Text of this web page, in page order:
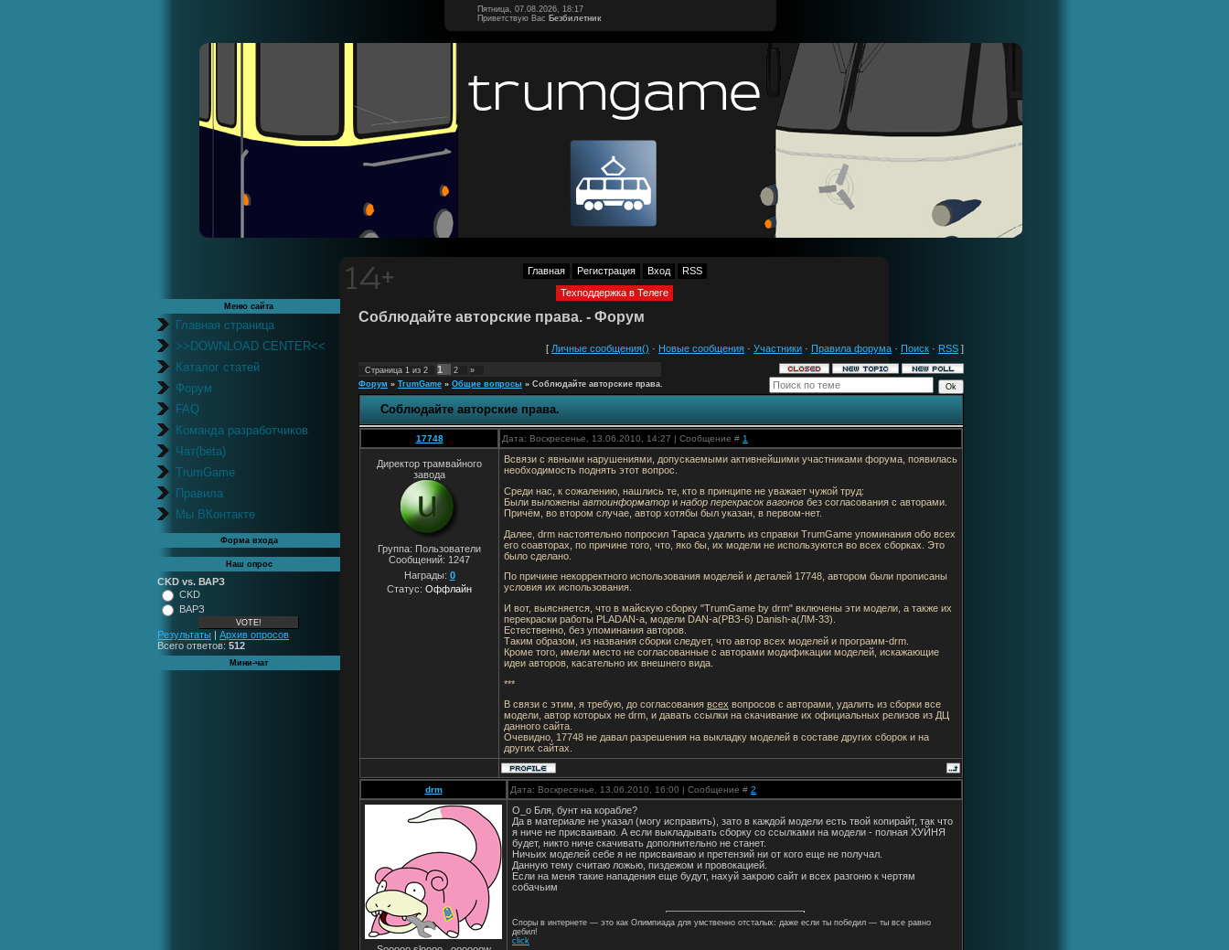
Пятница, 07.08.2026, 18:17
Приветствую Вас Безбилетник
Главная Регистрация Вход
RSS
Техподдержка в Телеге
Меню сайта
Главная страница
>>DOWNLOAD CENTER<<
Каталог статей
Форум
FAQ
Команда разработчиков
Чат(beta)
TrumGame
Правила
Мы ВКонтакте
Форма входа
Наш опрос
CKD vs. ВАРЗ
CKD
ВАРЗ
Результаты | Архив опросов
Всего ответов: 512
Мини-чат
Соблюдайте авторские права. - Форум
[ Личные сообщения() · Новые сообщения · Участники · Правила форума · Поиск · RSS ]
Страница 1 из 2 1 2
»
Форум » TrumGame » Общие вопросы » Соблюдайте авторские права.
Соблюдайте авторские права.
17748 Дата: Воскресенье, 13.06.2010, 14:27 | Сообщение # 1
Директор трамвайного
завода
Группа: Пользователи
Сообщений: 1247
Награды: 0
Статус: Оффлайн
Всвязи с явными нарушениями, допускаемыми активнейшими участниками форума, появилась
необходимость поднять этот вопрос.
Среди нас, к сожалению, нашлись те, кто в принципе не уважает чужой труд:
Были выложены автоинформатор и набор перекрасок вагонов без согласования с авторами.
Причём, во втором случае, автор хотябы был указан, в первом-нет.
Далее, drm настоятельно попросил Тараса удалить из справки TrumGame упоминания обо всех
его соавторах, по причине того, что, яко бы, их модели не используются во всех сборках. Это
было сделано.
По причине некорректного использования моделей и деталей 17748, автором были прописаны
условия их использования.
И вот, выясняется, что в майскую сборку "TrumGame by drm" включены эти модели, а также их
перекраски работы PLADAN-a, модели DAN-a(РВЗ-6) Danish-a(ЛМ-33).
Естественно, без упоминания авторов.
Таким образом, из названия сборки следует, что автор всех моделей и программ-drm.
Кроме того, имели место не согласованные с авторами модификации моделей, искажающие
идеи авторов, касательно их внешнего вида.
***
В связи с этим, я требую, до согласования всех вопросов с авторами, удалить из сборки все
модели, автор которых не drm, и давать ссылки на скачивание их официальных релизов из ДЦ
данного сайта.
Очевидно, 17748 не давал разрешения на выкладку моделей в составе других сборок и на
других сайтах.
drm Дата: Воскресенье, 13.06.2010, 16:00 | Сообщение # 2
О_о Бля, бунт на корабле?
Да в материале не указал (могу исправить), зато в каждой модели есть твой копирайт, так что
я ниче не присваиваю. А если выкладывать сборку со ссылками на модели - полная ХУЙНЯ
будет, никто ниче скачивать дополнительно не станет.
Ничьих моделей себе я не присваиваю и претензий ни от кого еще не получал.
Данную тему считаю ложью, пиздежом и провокацией.
Если на меня такие нападения еще будут, нахуй закрою сайт и всех разгоню к чертям
собачьим
Споры в интернете — это как Олимпиада для умственно отсталых: даже если ты победил — ты все равно
дебил!
click